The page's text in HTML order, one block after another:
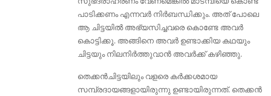
പാടിക്കണം എന്നവർ ‍നിര്‍ബന്ധിക്കും. അത് പോലെ
ആ ചിട്ടയില്‍ അഭ്യസിച്ചവരെ കൊണ്ടേ അവര്‍
കൊട്ടിക്കൂ. അങ്ങിനെ അവര്‍ ഉണ്ടാക്കിയ കഥയും
ചിട്ടയും നിലനിര്‍ത്തുവാന്‍ അവര്‍ക്ക് കഴിഞ്ഞു.
തെക്കന്‍ചിട്ടയിലും വളരെ കര്‍ക്കശമായ
സമ്പ്രദായങ്ങളായിരുന്നു ഉണ്ടായിരുന്നത്. തെക്കന്‍